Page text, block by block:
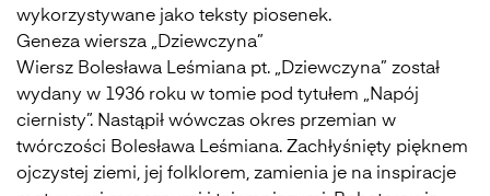
wykorzystywane jako teksty piosenek.
Geneza wiersza „Dziewczyna”
Wiersz Bolesława Leśmiana pt. „Dziewczyna” został
wydany w 1936 roku w tomie pod tytułem „Napój
ciernisty”. Nastąpił wówczas okres przemian w
twórczości Bolesława Leśmiana. Zachłyśnięty pięknem
ojczystej ziemi, jej folklorem, zamienia je na inspiracje